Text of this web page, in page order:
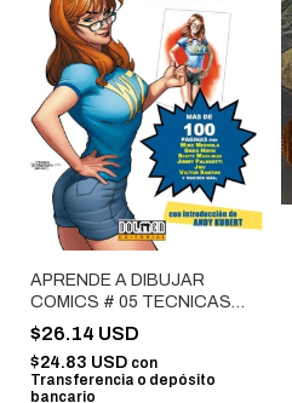
APRENDE A DIBUJAR
COMICS # 05 TECNICAS
AVANZADAS
$26.14 USD
$24.83 USD con
Transferencia o depósito
bancario